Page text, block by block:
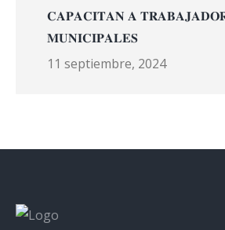
𝐂𝐀𝐏𝐀𝐂𝐈𝐓𝐀𝐍 𝐀
𝐌𝐔𝐍𝐈𝐂𝐈𝐏𝐀𝐋𝐄𝐒
11 septiembre, 2024